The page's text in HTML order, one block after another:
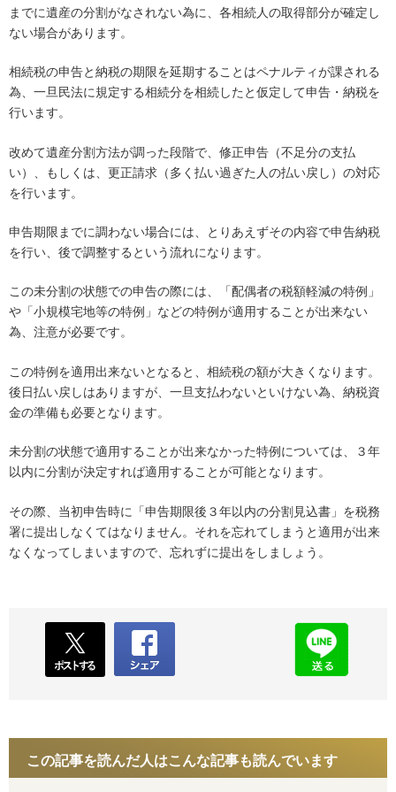
までに遺産の分割がなされない為に、各相続人の取得部分が確定し
ない場合があります。
相続税の申告と納税の期限を延期することはペナルティが課される
為、一旦民法に規定する相続分を相続したと仮定して申告・納税を
行います。
改めて遺産分割方法が調った段階で、修正申告（不足分の支払
い）、もしくは、更正請求（多く払い過ぎた人の払い戻し）の対応
を行います。
申告期限までに調わない場合には、とりあえずその内容で申告納税
を行い、後で調整するという流れになります。
この未分割の状態での申告の際には、「配偶者の税額軽減の特例」
や「小規模宅地等の特例」などの特例が適用することが出来ない
為、注意が必要です。
この特例を適用出来ないとなると、相続税の額が大きくなります。
後日払い戻しはありますが、一旦支払わないといけない為、納税資
金の準備も必要となります。
未分割の状態で適用することが出来なかった特例については、３年
以内に分割が決定すれば適用することが可能となります。
その際、当初申告時に「申告期限後３年以内の分割見込書」を税務
署に提出しなくてはなりません。それを忘れてしまうと適用が出来
なくなってしまいますので、忘れずに提出をしましょう。
この記事を読んだ人はこんな記事も読んでいます